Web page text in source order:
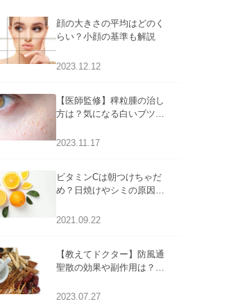
顔の大きさの平均はどのく
らい？小顔の基準も解説
2023.12.12
【医師監修】稗粒腫の治し
方は？気になる白いブツブ
アについて
2023.11.17
ビタミンCは朝つけちゃだ
め？日焼けやシミの原因に
2021.09.22
【教えてドクター】防風通
聖散の効果や副作用は？長
2023.07.27